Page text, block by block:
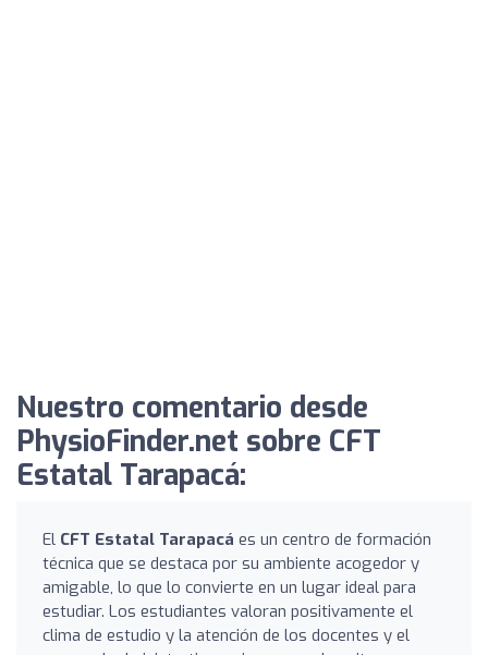
Nuestro comentario desde
PhysioFinder.net sobre CFT
Estatal Tarapacá:
El CFT Estatal Tarapacá es un centro de formación
técnica que se destaca por su ambiente acogedor y
amigable, lo que lo convierte en un lugar ideal para
estudiar. Los estudiantes valoran positivamente el
clima de estudio y la atención de los docentes y el